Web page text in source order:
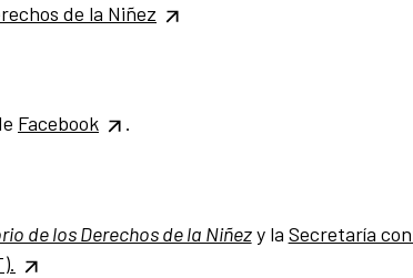
de la Niñez
Facebook .
de los Derechos de la Niñezy la Secretaría